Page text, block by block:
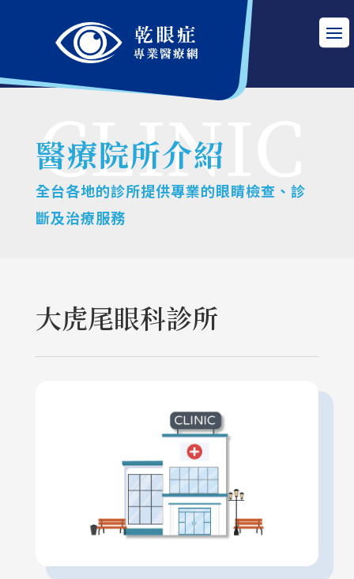
醫療院所介紹
全台各地的診所提供專業的眼睛檢查、診
斷及治療服務
大虎尾眼科診所